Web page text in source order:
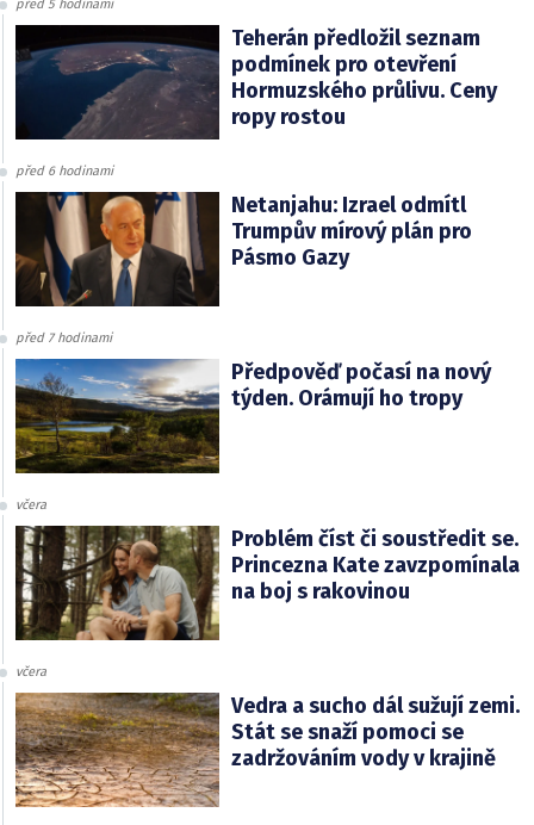
před 5 hodinami
Teherán předložil seznam
podmínek pro otevření
Hormuzského průlivu. Ceny
ropy rostou
před 6 hodinami
Netanjahu: Izrael odmítl
Trumpův mírový plán pro
Pásmo Gazy
před 7 hodinami
Předpověď počasí na nový
týden. Orámují ho tropy
včera
Problém číst či soustředit se.
Princezna Kate zavzpomínala
na boj s rakovinou
včera
Vedra a sucho dál sužují zemi.
Stát se snaží pomoci se
zadržováním vody v krajině